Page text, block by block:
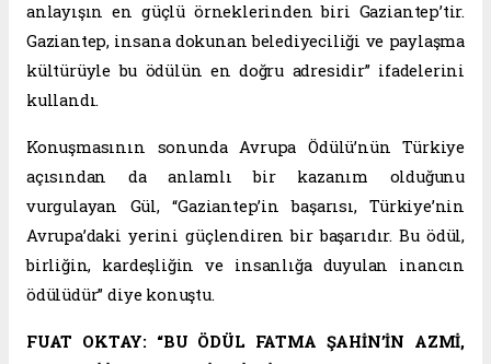
anlayışın en güçlü örneklerinden biri Gaziantep’tir.
Gaziantep, insana dokunan belediyeciliği ve paylaşma
kültürüyle bu ödülün en doğru adresidir” ifadelerini
kullandı.
Konuşmasının sonunda Avrupa Ödülü’nün Türkiye
açısından da anlamlı bir kazanım olduğunu
vurgulayan Gül, “Gaziantep’in başarısı, Türkiye’nin
Avrupa’daki yerini güçlendiren bir başarıdır. Bu ödül,
birliğin, kardeşliğin ve insanlığa duyulan inancın
ödülüdür” diye konuştu.
FUAT OKTAY: “BU ÖDÜL FATMA ŞAHİN’İN AZMİ,